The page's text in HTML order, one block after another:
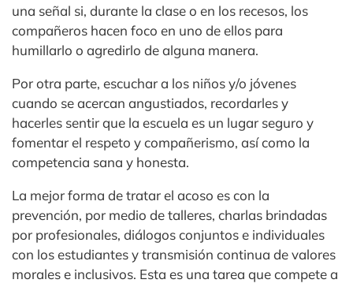
una señal si, durante la clase o en los recesos, los
compañeros hacen foco en uno de ellos para
humillarlo o agredirlo de alguna manera.
Por otra parte, escuchar a los niños y/o jóvenes
cuando se acercan angustiados, recordarles y
hacerles sentir que la escuela es un lugar seguro y
fomentar el respeto y compañerismo, así como la
competencia sana y honesta.
La mejor forma de tratar el acoso es con la
prevención, por medio de talleres, charlas brindadas
por profesionales, diálogos conjuntos e individuales
con los estudiantes y transmisión continua de valores
morales e inclusivos. Esta es una tarea que compete a